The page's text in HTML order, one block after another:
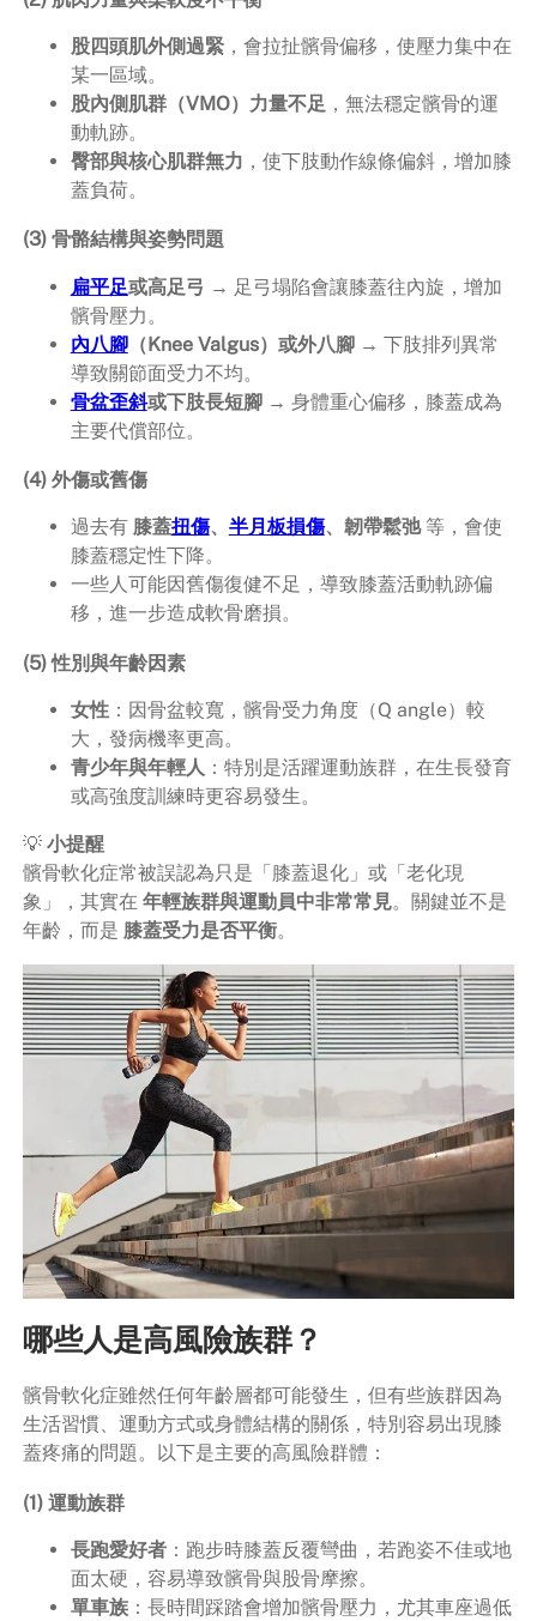
股四頭肌外側過緊，會拉扯髕骨偏移，使壓力集中在
某一區域。
股內側肌群（VMO）力量不足，無法穩定髕骨的運
動軌跡。
臀部與核心肌群無力 ，使下肢動作線條偏斜，增加膝
蓋負荷。
(3) 骨骼結構與姿勢問題
扁平足或高足弓 → 足弓塌陷會讓膝蓋往內旋，增加
髕骨壓力。
內八腳（Knee Valgus）或外八腳→ 下肢排列異常
導致關節面受力不均。
骨盆歪斜或下肢長短腳→ 身體重心偏移，膝蓋成為
主要代償部位。
(4) 外傷或舊傷
過去有 膝蓋扭傷、 半月板損傷、韌帶鬆弛等，會使
膝蓋穩定性下降。
一些人可能因舊傷復健不足，導致膝蓋活動軌跡偏
移，進一步造成軟骨磨損。
(5) 性別與年齡因素
女性：因骨盆較寬，髕骨受力角度（Q angle）較
大，發病機率更高。
青少年與年輕人 ：特別是活躍運動族群，在生長發育
或高強度訓練時更容易發生。
💡 小提醒
髕骨軟化症常被誤認為只是「膝蓋退化」或「老化現
象」，其實在 年輕族群與運動員中非常常見。關鍵並不是
年齡，而是 膝蓋受力是否平衡。
哪些人是高風險族群？
髕骨軟化症雖然任何年齡層都可能發生，但有些族群因為
生活習慣、運動方式或身體結構的關係，特別容易出現膝
蓋疼痛的問題。以下是主要的高風險群體：
(1) 運動族群
長跑愛好者：跑步時膝蓋反覆彎曲，若跑姿不佳或地
面太硬，容易導致髕骨與股骨摩擦。
單車族：長時間踩踏會增加髕骨壓力，尤其車座過低